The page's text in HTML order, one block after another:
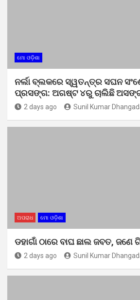
ମୋ ଓଡ଼ିଶା
ନର୍ଲା ବ୍ଲକରେ ସ୍ୱତନ୍ତ୍ର ସଘନ
ପ୍ରସଙ୍ଗ: ଅଗଷ୍ଟ ୪ରୁ ଚାଲିଛି
2 days ago Sunil Kumar
ଅପରାଧ ମୋ ଓଡ଼ିଶା
ଡହାଗାଁ ଠାରେ ବାଘ ଛାଲ ଜବତ,
2 days ago Sunil Kumar